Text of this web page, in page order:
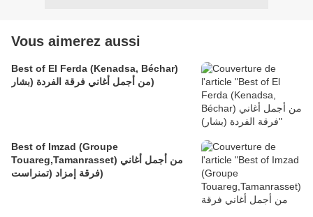
Vous aimerez aussi
Best of El Ferda (Kenadsa, Béchar)
من أجمل أغاني فرقة الفردة (بشار)
Best of Imzad (Groupe
Touareg,Tamanrasset) من أجمل أغاني
فرقة إمزاد (تمنراست)